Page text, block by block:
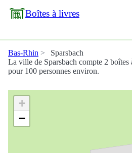
Boîtes à livres
Bas-Rhin
Sparsbach
La ville de Sparsbach compte 2
pour 100 personnes environ.
+
−